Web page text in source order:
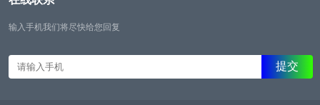
输入手机我们将尽快给您回复